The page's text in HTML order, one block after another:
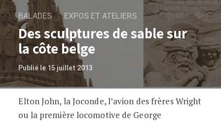
BALADES EXPOS ET ATELIERS
Des sculptures de sable sur
la côte belge
Publié le 15 juillet 2013
Des sculptures de sable sur la côte
Elton John, la Joconde, l’avion des frères Wright
ou la première locomotive de George